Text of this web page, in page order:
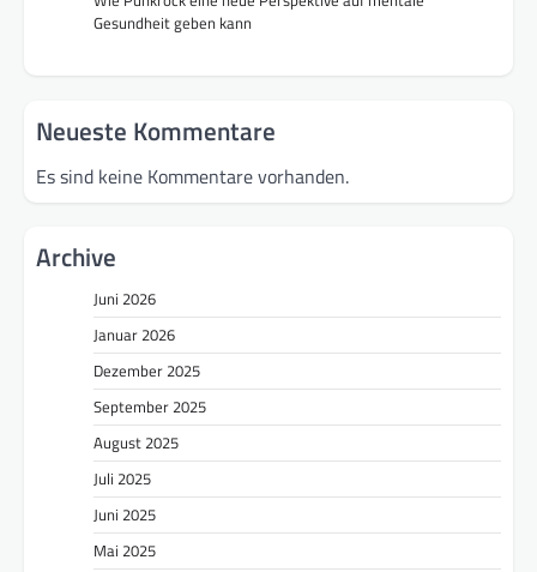
Gesundheit geben kann
Neueste Kommentare
Es sind keine Kommentare vorhanden.
Archive
Juni 2026
Januar 2026
Dezember 2025
September 2025
August 2025
Juli 2025
Juni 2025
Mai 2025